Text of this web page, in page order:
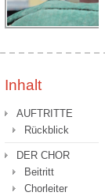
Inhalt
AUFTRITTE
Rückblick
DER CHOR
Beitritt
Chorleiter